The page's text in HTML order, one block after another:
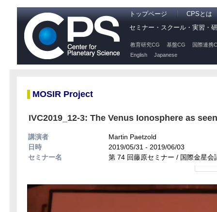
トップページ
CPSとは
セミナー・スクール・実習・
教育研究CG 基盤CG
国際連携
English
Japanese
MOSIR Project
IVC2019_12-3: The Venus Ionosphere as
講演者
Martin Paetzold
日時
2019/05/31 - 2019/06/03
セミナー名
第 74 回藤原セミナー / 国際金星会